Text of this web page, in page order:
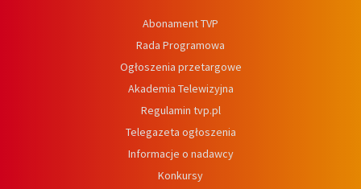
Abonament TVP
Rada Programowa
Ogłoszenia przetargowe
Akademia Telewizyjna
Regulamin tvp.pl
Telegazeta ogłoszenia
Informacje o nadawcy
Konkursy